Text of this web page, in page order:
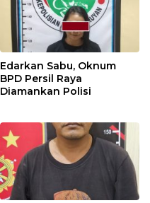
Edarkan Sabu, Oknum
BPD Persil Raya
Diamankan Polisi